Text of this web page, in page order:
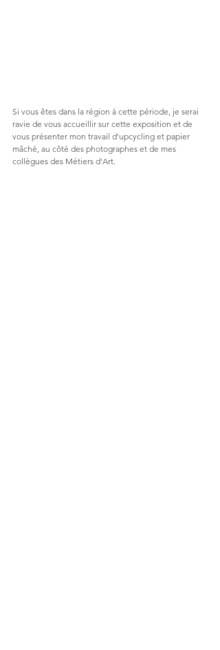
Si vous êtes dans la région à cette période, je serai
ravie de vous accueillir sur cette exposition et de
vous présenter mon travail d'upcycling et papier
mâché, au côté des photographes et de mes
collègues des Métiers d'Art.